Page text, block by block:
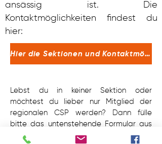
ansässig ist. Die
Kontaktmöglichkeiten findest du
hier:
Hier die Sektionen und Kontaktmöglichkeiten
Lebst du in keiner Sektion oder
möchtest du lieber nur Mitglied der
regionalen CSP werden? Dann fülle
bitte das untenstehende Formular aus
und sende es an:
info@csp.pdg.be